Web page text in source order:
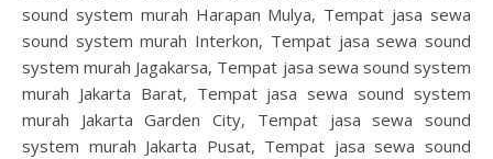
sound system murah Harapan Mulya, Tempat jasa sewa
sound system murah Interkon, Tempat jasa sewa sound
system murah Jagakarsa, Tempat jasa sewa sound system
murah Jakarta Barat, Tempat jasa sewa sound system
murah Jakarta Garden City, Tempat jasa sewa sound
system murah Jakarta Pusat, Tempat jasa sewa sound